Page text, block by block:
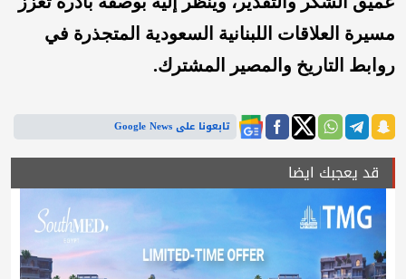
مسيرة العلاقات اللبنانية السعودية المتجذرة في
روابط التاريخ والمصير المشترك.
تابعونا على Google News
قد يعجبك ايضا